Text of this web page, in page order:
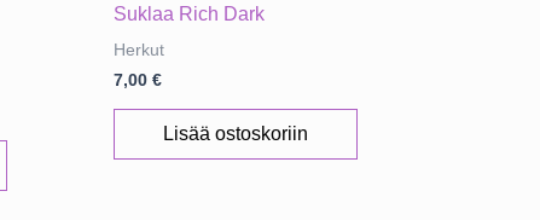
Suklaa Rich Dark
Herkut
7,00€
Lisää ostoskoriin